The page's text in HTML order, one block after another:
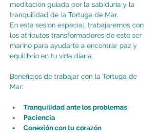
meditación guiada por la sabiduría y la
tranquilidad de la Tortuga de Mar.
En esta sesión especial, trabajaremos con
los atributos transformadores de este ser
marino para ayudarte a encontrar paz y
equilibrio en tu vida diaria.
Beneficios de trabajar con la Tortuga de
Tranquilidad ante los problemas
Paciencia
Conexión con tu corazón